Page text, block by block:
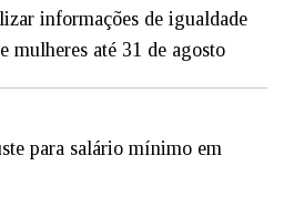
informações de igualdade
mulheres até 31 de agosto
para salário mínimo em